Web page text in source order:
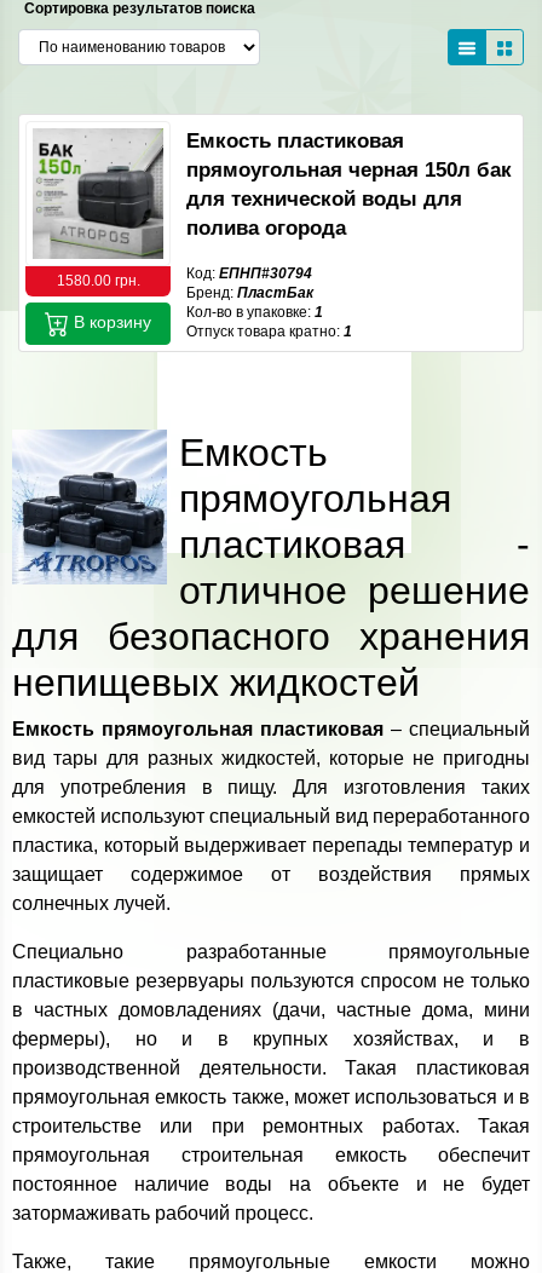
Сортировка результатов поиска
1580.00 грн.
Емкость пластиковая
прямоугольная черная 150л бак
для технической воды для
полива огорода
Код: ЕПНП#30794
Бренд: ПластБак
Кол-во в упаковке: 1
Отпуск товара кратно: 1
В корзину
Емкость
прямоугольная
пластиковая -
отличное решение
для безопасного хранения
непищевых жидкостей
Емкость прямоугольная пластиковая – специальный
вид тары для разных жидкостей, которые не пригодны
для употребления в пищу. Для изготовления таких
емкостей используют специальный вид переработанного
пластика, который выдерживает перепады температур и
защищает содержимое от воздействия прямых
солнечных лучей.
Специально разработанные прямоугольные
пластиковые резервуары пользуются спросом не только
в частных домовладениях (дачи, частные дома, мини
фермеры), но и в крупных хозяйствах, и в
производственной деятельности. Такая пластиковая
прямоугольная емкость также, может использоваться и в
строительстве или при ремонтных работах. Такая
прямоугольная строительная емкость обеспечит
постоянное наличие воды на объекте и не будет
затормаживать рабочий процесс.
Также, такие прямоугольные емкости можно